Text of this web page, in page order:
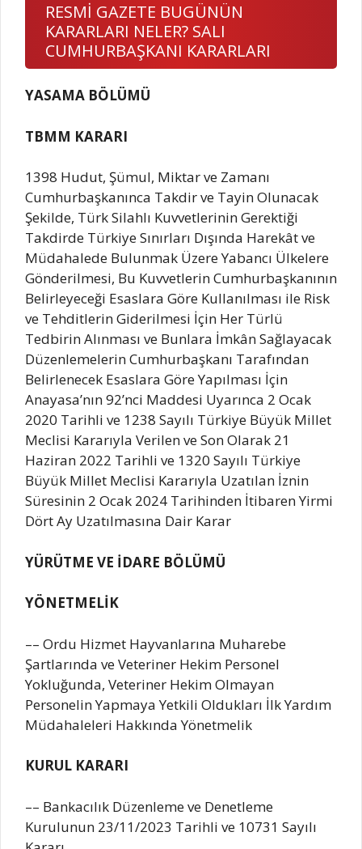
RESMİ GAZETE BUGÜNÜN
KARARLARI NELER? SALI
CUMHURBAŞKANI KARARLARI
YASAMA BÖLÜMÜ
TBMM KARARI
1398 Hudut, Şümul, Miktar ve Zamanı
Cumhurbaşkanınca Takdir ve Tayin Olunacak
Şekilde, Türk Silahlı Kuvvetlerinin Gerektiği
Takdirde Türkiye Sınırları Dışında Harekât ve
Müdahalede Bulunmak Üzere Yabancı Ülkelere
Gönderilmesi, Bu Kuvvetlerin Cumhurbaşkanının
Belirleyeceği Esaslara Göre Kullanılması ile Risk
ve Tehditlerin Giderilmesi İçin Her Türlü
Tedbirin Alınması ve Bunlara İmkân Sağlayacak
Düzenlemelerin Cumhurbaşkanı Tarafından
Belirlenecek Esaslara Göre Yapılması İçin
Anayasa’nın 92’nci Maddesi Uyarınca 2 Ocak
2020 Tarihli ve 1238 Sayılı Türkiye Büyük Millet
Meclisi Kararıyla Verilen ve Son Olarak 21
Haziran 2022 Tarihli ve 1320 Sayılı Türkiye
Büyük Millet Meclisi Kararıyla Uzatılan İznin
Süresinin 2 Ocak 2024 Tarihinden İtibaren Yirmi
Dört Ay Uzatılmasına Dair Karar
YÜRÜTME VE İDARE BÖLÜMÜ
YÖNETMELİK
–– Ordu Hizmet Hayvanlarına Muharebe
Şartlarında ve Veteriner Hekim Personel
Yokluğunda, Veteriner Hekim Olmayan
Personelin Yapmaya Yetkili Oldukları İlk Yardım
Müdahaleleri Hakkında Yönetmelik
KURUL KARARI
–– Bankacılık Düzenleme ve Denetleme
Kurulunun 23/11/2023 Tarihli ve 10731 Sayılı